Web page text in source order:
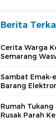
Berita
Cerita Warga
Semarang
Sambat Emak-
Barang
Rumah
Rusak Parah